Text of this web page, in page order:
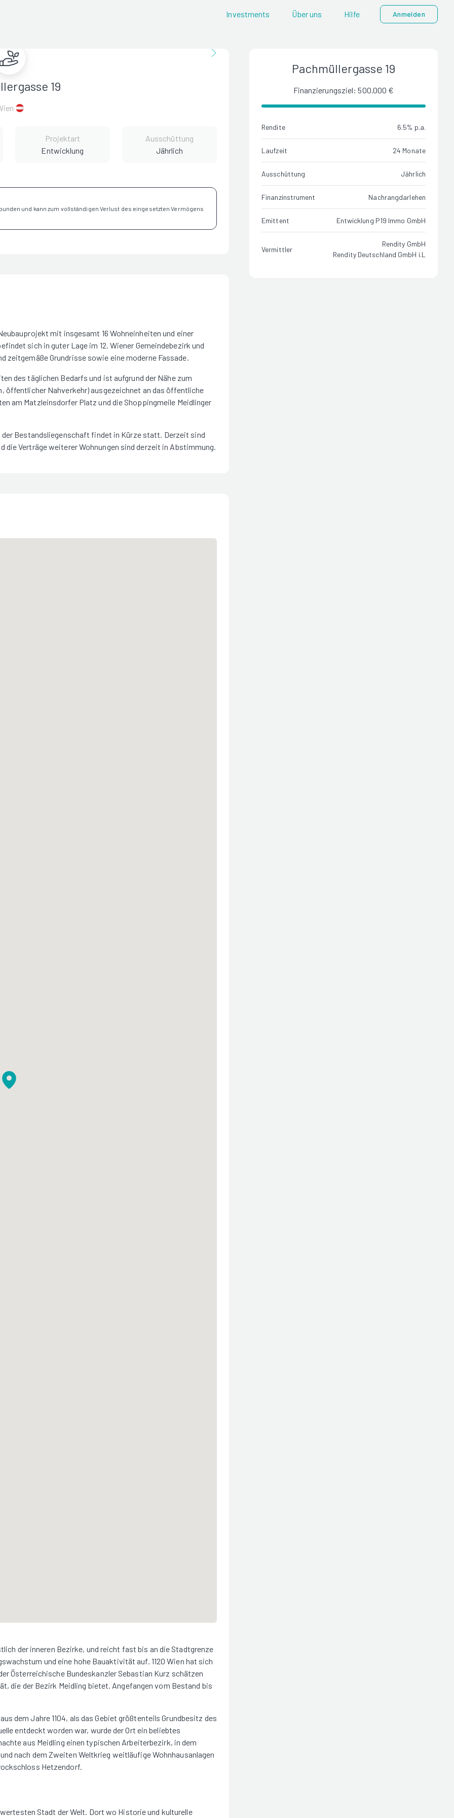
Investments Über uns Hilfe Anmelden
19
Projektart
Entwicklung
Ausschüttung
Jährlich
und kann zum vollständigen Verlust des eingesetzten Vermögens
mit insgesamt 16 Wohneinheiten und einer
sich in guter Lage im 12. Wiener Gemeindebezirk und
zeitgemäße Grundrisse sowie eine moderne Fassade.
des täglichen Bedarfs und ist aufgrund der Nähe zum
öffentlicher Nahverkehr) ausgezeichnet an das öffentliche
am Matzleinsdorfer Platz und die Shoppingmeile Meidlinger
Bestandsliegenschaft findet in Kürze statt. Derzeit sind
die Verträge weiterer Wohnungen sind derzeit in Abstimmung.
der inneren Bezirke, und reicht fast bis an die Stadtgrenze
und eine hohe Bauaktivität auf. 1120 Wien hat sich
Österreichische Bundeskanzler Sebastian Kurz schätzen
die der Bezirk Meidling bietet. Angefangen vom Bestand bis
dem Jahre 1104, als das Gebiet größtenteils Grundbesitz des
entdeckt worden war, wurde der Ort ein beliebtes
aus Meidling einen typischen Arbeiterbezirk, in dem
nach dem Zweiten Weltkrieg weitläufige Wohnhausanlagen
Hetzendorf.
Stadt der Welt. Dort wo Historie und kulturelle
Pachmüllergasse 19
Finanzierungsziel: 500.000 €
Rendite 6.5% p.a.
Laufzeit 24 Monate
Ausschüttung Jährlich
Finanzinstrument Nachrangdarlehen
Emittent Entwicklung P19 Immo GmbH
Vermittler
Rendity GmbH
Rendity Deutschland GmbH i.L